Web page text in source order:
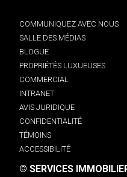
COMMUNIQUEZ AVEC NOUS
SALLE DES MÉDIAS
BLOGUE
PROPRIÉTÉS LUXUEUSES
COMMERCIAL
INTRANET
AVIS JURIDIQUE
CONFIDENTIALITÉ
TÉMOINS
ACCESSIBILITÉ
© SERVICES